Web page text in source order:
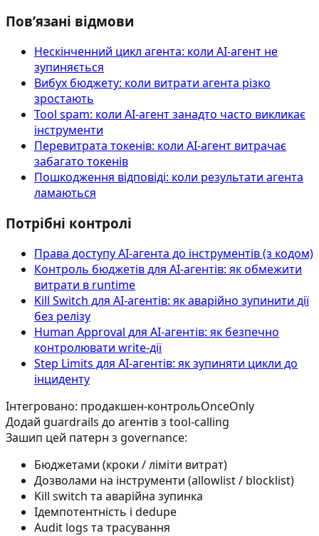
Пов’язані відмови
Нескінченний цикл агента: коли AI-агент не
зупиняється
Вибух бюджету: коли витрати агента різко
зростають
Tool spam: коли AI-агент занадто часто викликає
інструменти
Перевитрата токенів: коли AI-агент витрачає
забагато токенів
Пошкодження відповіді: коли результати агента
ламаються
Потрібні контролі
Права доступу AI‑агента до інструментів (з кодом)
Контроль бюджетів для AI-агентів: як обмежити
витрати в runtime
Kill Switch для AI-агентів: як аварійно зупинити дії
без релізу
Human Approval для AI-агентів: як безпечно
контролювати write-дії
Step Limits для AI-агентів: як зупиняти цикли до
інциденту
Інтегровано: продакшен-контрольOnceOnly
Додай guardrails до агентів з tool-calling
Зашип цей патерн з governance:
Бюджетами (кроки / ліміти витрат)
Дозволами на інструменти (allowlist / blocklist)
Kill switch та аварійна зупинка
Ідемпотентність і dedupe
Audit logs та трасування